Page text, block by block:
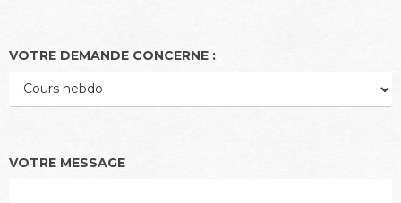
VOTRE DEMANDE CONCERNE :
VOTRE MESSAGE